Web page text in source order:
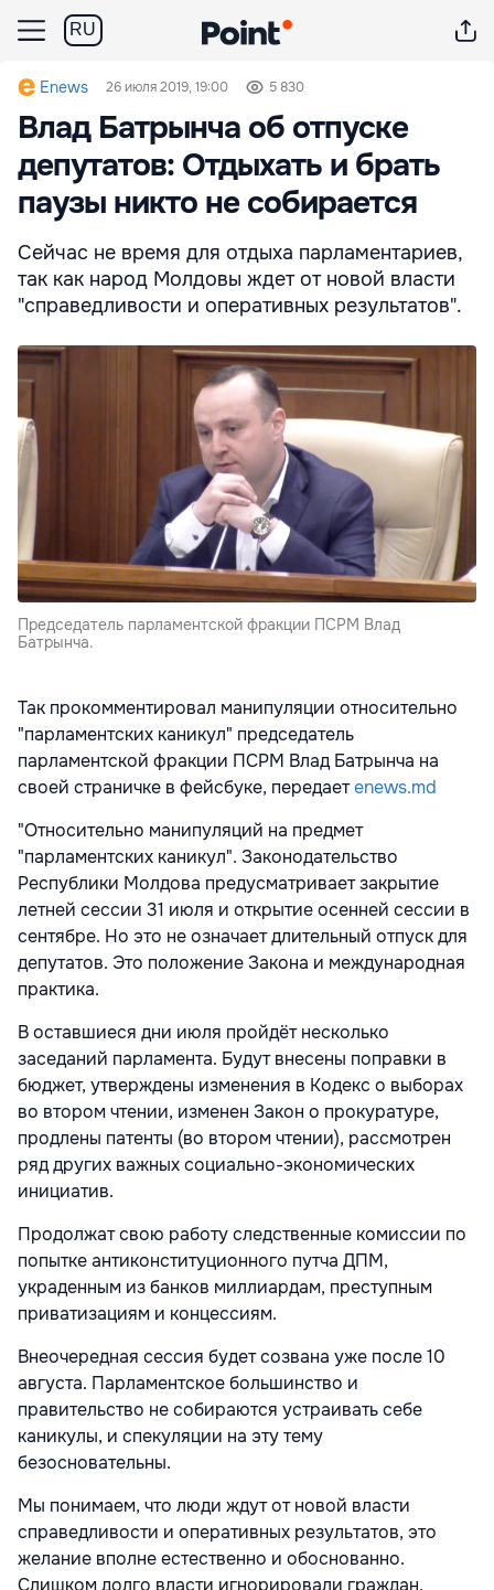
RU
Enews 26 июля 2019, 19:00 5 830
Влад Батрынча об отпуске
депутатов: Отдыхать и брать
паузы никто не собирается
Сейчас не время для отдыха парламентариев,
так как народ Молдовы ждет от новой власти
"справедливости и оперативных результатов".
Председатель парламентской фракции ПСРМ Влад
Батрынча.
Так прокомментировал манипуляции относительно
"парламентских каникул" председатель
парламентской фракции ПСРМ Влад Батрынча на
своей страничке в фейсбуке, передаетenews.md
"Относительно манипуляций на предмет
"парламентских каникул". Законодательство
Республики Молдова предусматривает закрытие
летней сессии 31 июля и открытие осенней сессии в
сентябре. Но это не означает длительный отпуск для
депутатов. Это положение Закона и международная
практика.
В оставшиеся дни июля пройдёт несколько
заседаний парламента. Будут внесены поправки в
бюджет, утверждены изменения в Кодекс о выборах
во втором чтении, изменен Закон о прокуратуре,
продлены патенты (во втором чтении), рассмотрен
ряд других важных социально-экономических
инициатив.
Продолжат свою работу следственные комиссии по
попытке антиконституционного путча ДПМ,
украденным из банков миллиардам, преступным
приватизациям и концессиям.
Внеочередная сессия будет созвана уже после 10
августа. Парламентское большинство и
правительство не собираются устраивать себе
каникулы, и спекуляции на эту тему
безосновательны.
Мы понимаем, что люди ждут от новой власти
справедливости и оперативных результатов, это
желание вполне естественно и обоснованно.
Слишком долго власти игнорировали граждан,